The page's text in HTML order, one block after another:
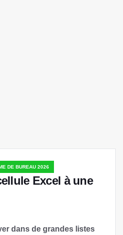
DE BUREAU 2026
Excel à une
dans de grandes listes